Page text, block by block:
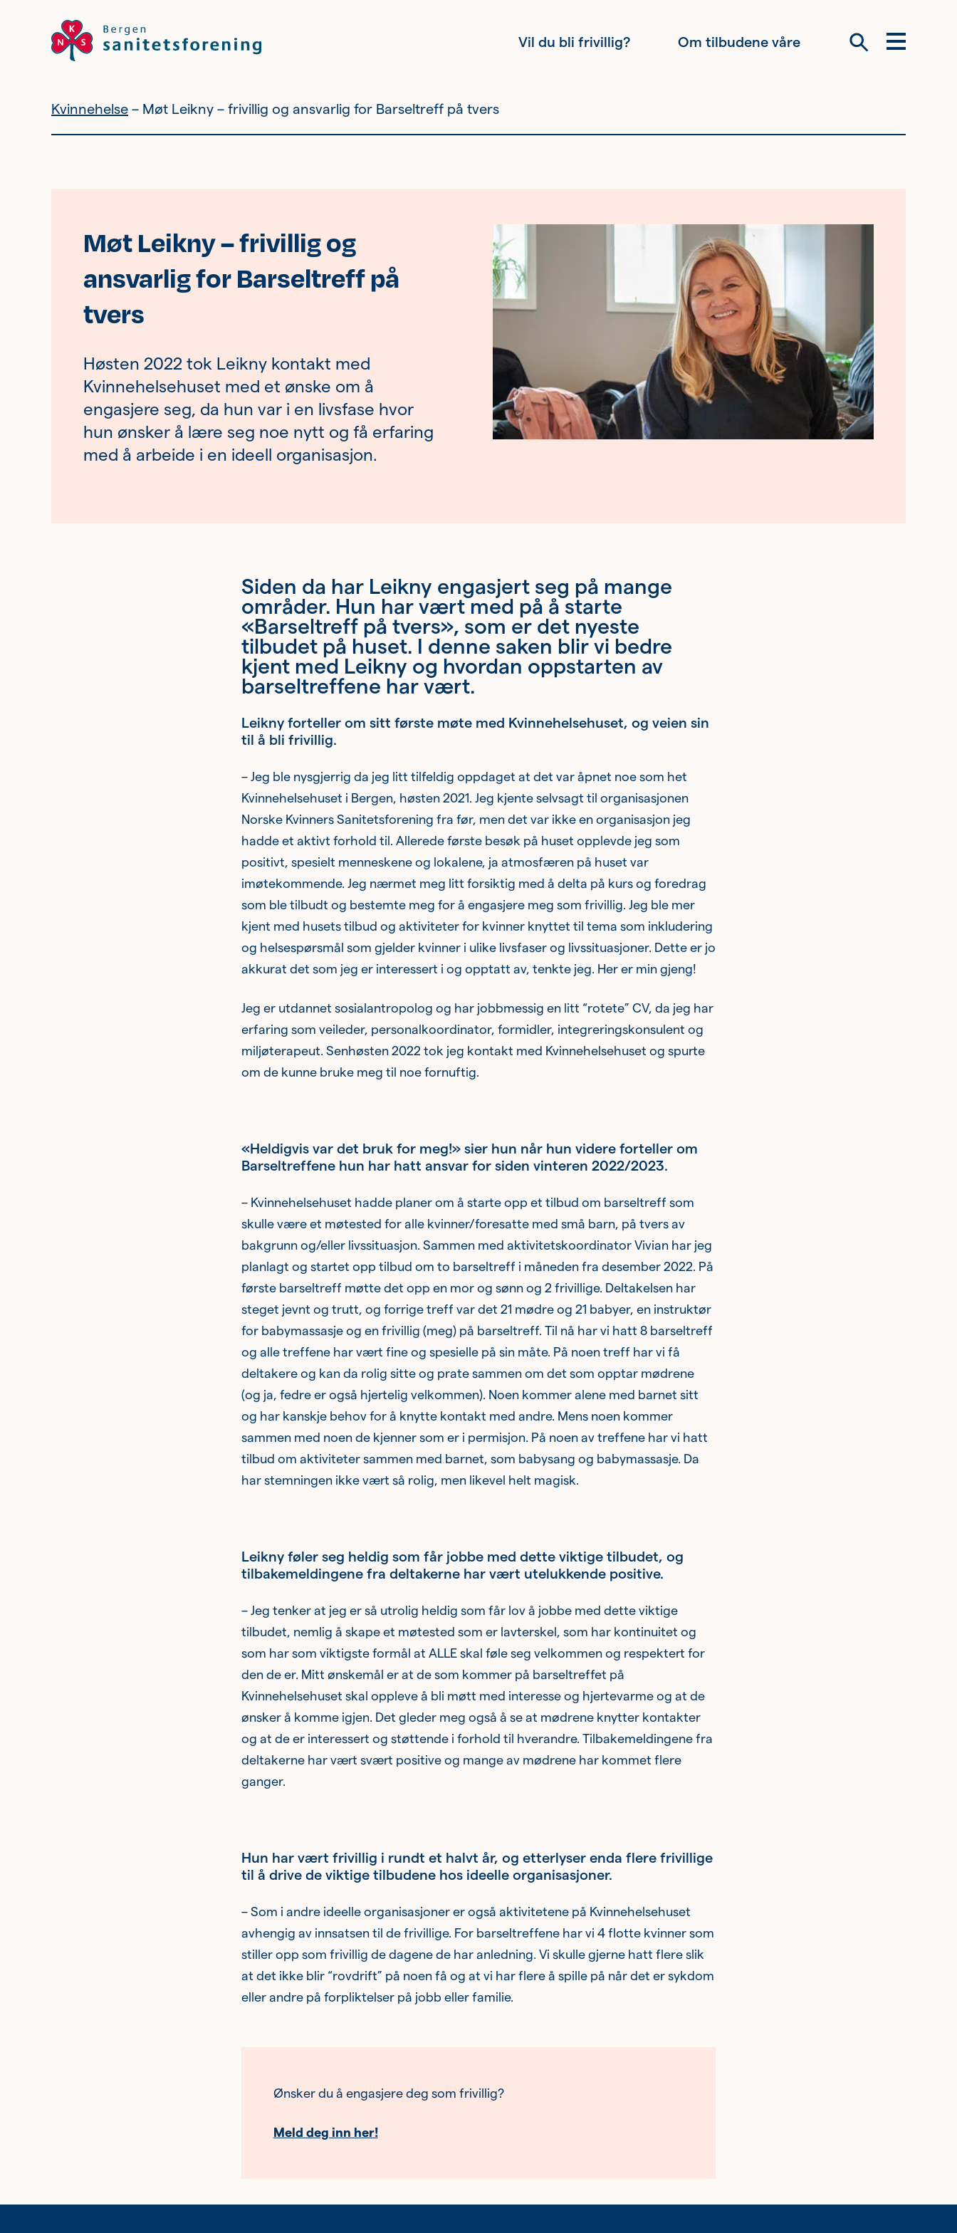
Vil du bli frivillig? Om tilbudene våre Meny
Bli medlem
Nyhetsbrev
Om
tilbudene
våre
Samarbeid
Våre ideelle
virksomheter
Kvinnehelse Møt Leikny – frivillig og ansvarlig for Barseltreff på tvers
Møt Leikny – frivillig og
ansvarlig for Barseltreff på
tvers
Høsten 2022 tok Leikny kontakt med
Kvinnehelsehuset med et ønske om å
engasjere seg, da hun var i en livsfase hvor
hun ønsker å lære seg noe nytt og få erfaring
med å arbeide i en ideell organisasjon.
Siden da har Leikny engasjert seg på mange
områder. Hun har vært med på å starte
«Barseltreff på tvers», som er det nyeste
tilbudet på huset. I denne saken blir vi bedre
kjent med Leikny og hvordan oppstarten av
barseltreffene har vært.
Leikny forteller om sitt første møte med Kvinnehelsehuset, og veien sin
til å bli frivillig.
– Jeg ble nysgjerrig da jeg litt tilfeldig oppdaget at det var åpnet noe som het
Kvinnehelsehuset i Bergen, høsten 2021. Jeg kjente selvsagt til organisasjonen
Norske Kvinners Sanitetsforening fra før, men det var ikke en organisasjon jeg
hadde et aktivt forhold til. Allerede første besøk på huset opplevde jeg som
positivt, spesielt menneskene og lokalene, ja atmosfæren på huset var
imøtekommende. Jeg nærmet meg litt forsiktig med å delta på kurs og foredrag
som ble tilbudt og bestemte meg for å engasjere meg som frivillig. Jeg ble mer
kjent med husets tilbud og aktiviteter for kvinner knyttet til tema som inkludering
og helsespørsmål som gjelder kvinner i ulike livsfaser og livssituasjoner. Dette er jo
akkurat det som jeg er interessert i og opptatt av, tenkte jeg. Her er min gjeng!
Jeg er utdannet sosialantropolog og har jobbmessig en litt “rotete” CV, da jeg har
erfaring som veileder, personalkoordinator, formidler, integreringskonsulent og
miljøterapeut. Senhøsten 2022 tok jeg kontakt med Kvinnehelsehuset og spurte
om de kunne bruke meg til noe fornuftig.
«Heldigvis var det bruk for meg!» sier hun når hun videre forteller om
Barseltreffene hun har hatt ansvar for siden vinteren 2022/2023.
– Kvinnehelsehuset hadde planer om å starte opp et tilbud om barseltreff som
skulle være et møtested for alle kvinner/foresatte med små barn, på tvers av
bakgrunn og/eller livssituasjon. Sammen med aktivitetskoordinator Vivian har jeg
planlagt og startet opp tilbud om to barseltreff i måneden fra desember 2022. På
første barseltreff møtte det opp en mor og sønn og 2 frivillige. Deltakelsen har
steget jevnt og trutt, og forrige treff var det 21 mødre og 21 babyer, en instruktør
for babymassasje og en frivillig (meg) på barseltreff. Til nå har vi hatt 8 barseltreff
og alle treffene har vært fine og spesielle på sin måte. På noen treff har vi få
deltakere og kan da rolig sitte og prate sammen om det som opptar mødrene
(og ja, fedre er også hjertelig velkommen). Noen kommer alene med barnet sitt
og har kanskje behov for å knytte kontakt med andre. Mens noen kommer
sammen med noen de kjenner som er i permisjon. På noen av treffene har vi hatt
tilbud om aktiviteter sammen med barnet, som babysang og babymassasje. Da
har stemningen ikke vært så rolig, men likevel helt magisk.
Leikny føler seg heldig som får jobbe med dette viktige tilbudet, og
tilbakemeldingene fra deltakerne har vært utelukkende positive.
– Jeg tenker at jeg er så utrolig heldig som får lov å jobbe med dette viktige
tilbudet, nemlig å skape et møtested som er lavterskel, som har kontinuitet og
som har som viktigste formål at ALLE skal føle seg velkommen og respektert for
den de er. Mitt ønskemål er at de som kommer på barseltreffet på
Kvinnehelsehuset skal oppleve å bli møtt med interesse og hjertevarme og at de
ønsker å komme igjen. Det gleder meg også å se at mødrene knytter kontakter
og at de er interessert og støttende i forhold til hverandre. Tilbakemeldingene fra
deltakerne har vært svært positive og mange av mødrene har kommet flere
ganger.
Hun har vært frivillig i rundt et halvt år, og etterlyser enda flere frivillige
til å drive de viktige tilbudene hos ideelle organisasjoner.
– Som i andre ideelle organisasjoner er også aktivitetene på Kvinnehelsehuset
avhengig av innsatsen til de frivillige. For barseltreffene har vi 4 flotte kvinner som
stiller opp som frivillig de dagene de har anledning. Vi skulle gjerne hatt flere slik
at det ikke blir “rovdrift” på noen få og at vi har flere å spille på når det er sykdom
eller andre på forpliktelser på jobb eller familie.
Ønsker du å engasjere deg som frivillig?
Meld deg inn her!